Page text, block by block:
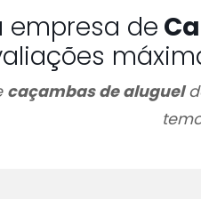
empresa de
caçambas de aluguel